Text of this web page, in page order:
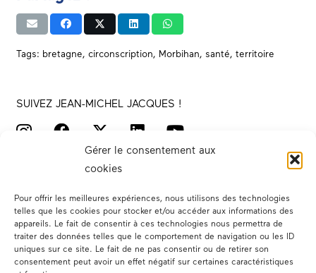
Gérer le consentement aux
cookies
Pour offrir les meilleures expériences, nous utilisons des technologies
telles que les cookies pour stocker et/ou accéder aux informations des
appareils. Le fait de consentir à ces technologies nous permettra de
traiter des données telles que le comportement de navigation ou les ID
uniques sur ce site. Le fait de ne pas consentir ou de retirer son
consentement peut avoir un effet négatif sur certaines caractéristiques
Tags: bretagne, circonscription, Morbihan, santé, territoire
SUIVEZ JEAN-MICHEL JACQUES !
Votre député